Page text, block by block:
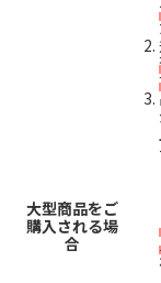
大型商品をご
購入される場
合